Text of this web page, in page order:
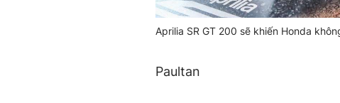
Aprilia SR GT 200 sẽ khiến Honda
Paultan